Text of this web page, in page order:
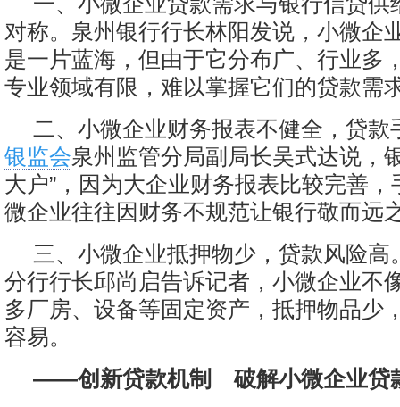
对称。泉州银行行长林阳发说，小微企
是一片蓝海，但由于它分布广、行业多
专业领域有限，难以掌握它们的贷款需
二、小微企业财务报表不健全，贷款
银监会泉州监管分局副局长吴式达说，
大户”，因为大企业财务报表比较完善
微企业往往因财务不规范让银行敬而远
三、小微企业抵押物少，贷款风险高
分行行长邱尚启告诉记者，小微企业不
多厂房、设备等固定资产，抵押物品少
容易。
——创新贷款机制 破解小微企业贷